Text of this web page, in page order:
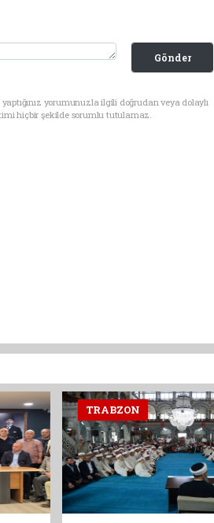
Gönder
yorumunuzla ilgili doğrudan veya dolaylı
hiçbir şekilde sorumlu tutulamaz.
TRABZON